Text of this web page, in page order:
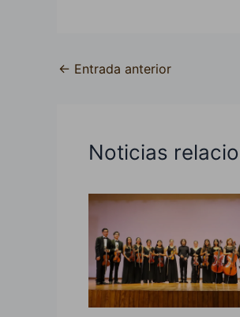
← Entrada anterior
Noticias